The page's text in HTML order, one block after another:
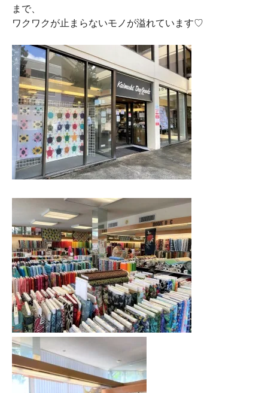
まで、
ワクワクが止まらないモノが溢れています♡